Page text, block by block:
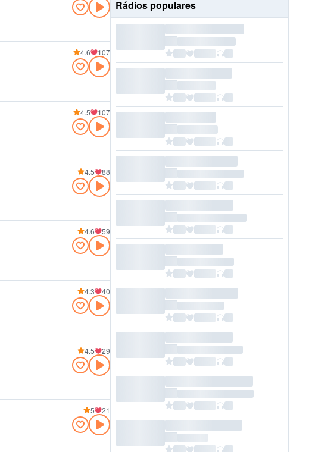
4.6 107
4.5 107
4.5 88
4.6 59
4.3 40
4.5 29
5 21
Rádios populares